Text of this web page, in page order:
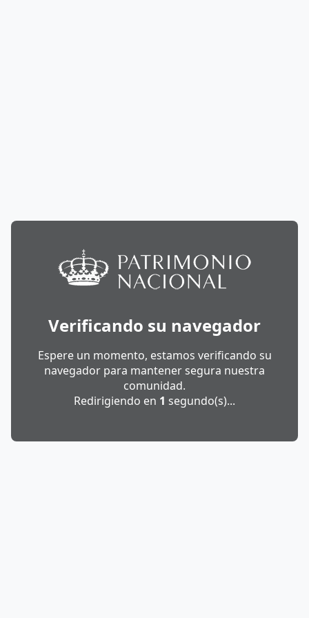
Verificando su navegador
Espere un momento, estamos verificando su
navegador para mantener segura nuestra
comunidad.
Redirigiendo en 1 segundo(s)...